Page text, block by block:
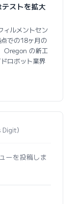
ストを拡大
ルメントセン
での18ヶ月の
Oregon の新工
ロボット業界
）
ーを投稿しま